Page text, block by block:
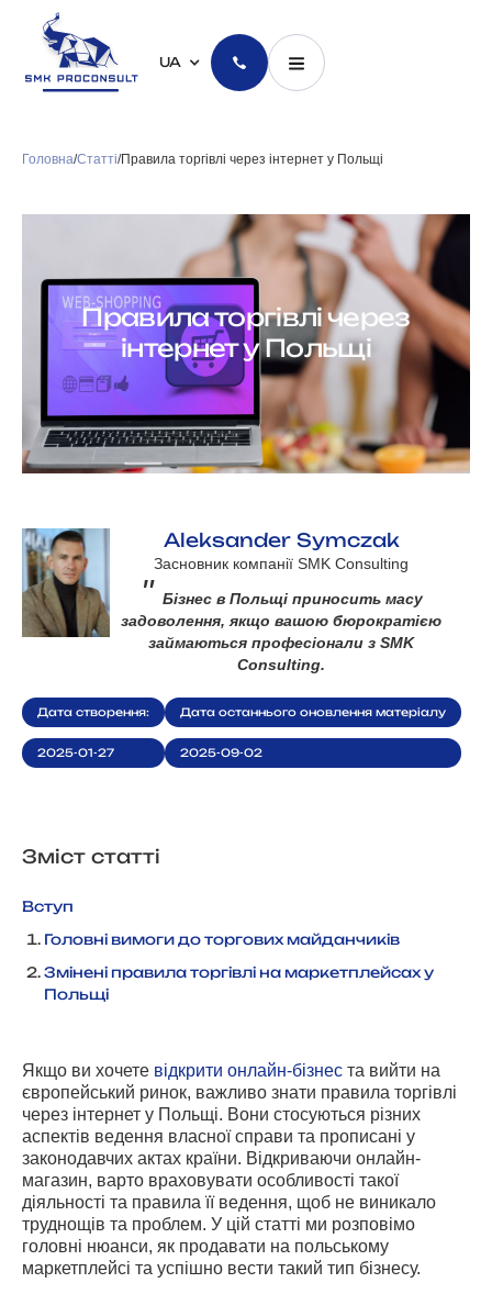
UA
Головна/Статті/Правила торгівлі через інтернет у Польщі
Правила торгівлі через
інтернет у Польщі
Aleksander Symczak
Засновник компанії SMK Consulting
" Бізнес в Польщі приносить масу
задоволення, якщо вашою бюрократією
займаються професіонали з SMK
Consulting.
Дата створення:
2025-01-27
Дата останнього оновлення матеріалу
2025-09-02
Зміст статті
Вступ
Головні вимоги до торгових майданчиків
Змінені правила торгівлі на маркетплейсах у
Польщі
Якщо ви хочете відкрити онлайн-бізнес та вийти на
європейський ринок, важливо знати правила торгівлі
через інтернет у Польщі. Вони стосуються різних
аспектів ведення власної справи та прописані у
законодавчих актах країни. Відкриваючи онлайн-
магазин, варто враховувати особливості такої
діяльності та правила її ведення, щоб не виникало
труднощів та проблем. У цій статті ми розповімо
головні нюанси, як продавати на польському
маркетплейсі та успішно вести такий тип бізнесу.